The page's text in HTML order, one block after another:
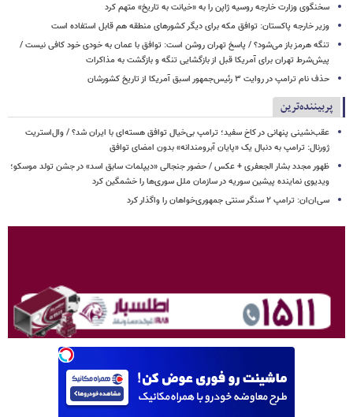
سخنگوی وزارت خارجه روسیه ژاپن را به «خیانت به تاریخ» متهم کرد
وزیر خارجه پاکستان: توافق مکه برای دیگر کشورهای منطقه هم قابل استفاده است
تنگه هرمز باز می‌شود؟ / پاسخ تهران روشن است: توافق با عمان به خودی خود کافی نیست /
پیش‌شرط تهران برای آمریکا قبل از بازگشایی تنگه و بازگشت به مذاکرات
حذف نام ترامپ در روایت ۳ رئیس‌جمهور اسبق آمریکا از تاریخ کشورشان
پربیننده‌ترین
عقب‌نشینی پنهانی در کاخ سفید؛ ترامپ بی‌خیال توافق هسته‌ای با ایران شد؟ / وال‌استریت
ژورنال: ترامپ به دنبال یک «پایان آبرومندانه» بدون امضای توافق
ظهور مجدد بشار الجعفری + عکس / حضور جنجالی «دیپلمات سابق اسد» در جشن تولد موسکو؛
ویدیوی نماینده پیشین سوریه در سازمان ملل سوری‌ها را خشمگین کرد
سی‌ان‌ان: ترامپ ۲ سنگر سنتی جمهوری‌خواهان را واگذار کرد